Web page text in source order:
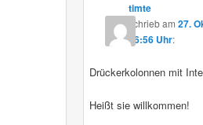
timte
schriebam 27.
16:56 Uhr:
Drückerkolonnen mit
Heißt sie willkommen!